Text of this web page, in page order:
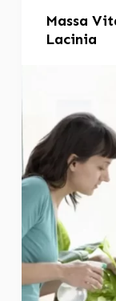
Massa
Lacinia